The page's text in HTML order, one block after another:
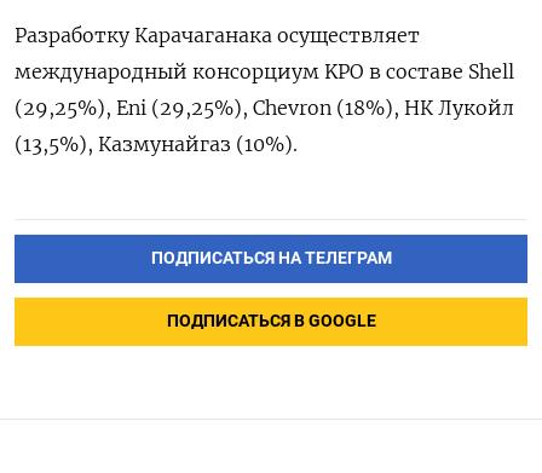
Разработку Карачаганака осуществляет
международный консорциум KPO в составе Shell
(29,25%), Eni (29,25%), Chevron (18%), НК Лукойл
(13,5%), Казмунайгаз (10%).
ПОДПИСАТЬСЯ НА ТЕЛЕГРАМ
ПОДПИСАТЬСЯ В GOOGLE